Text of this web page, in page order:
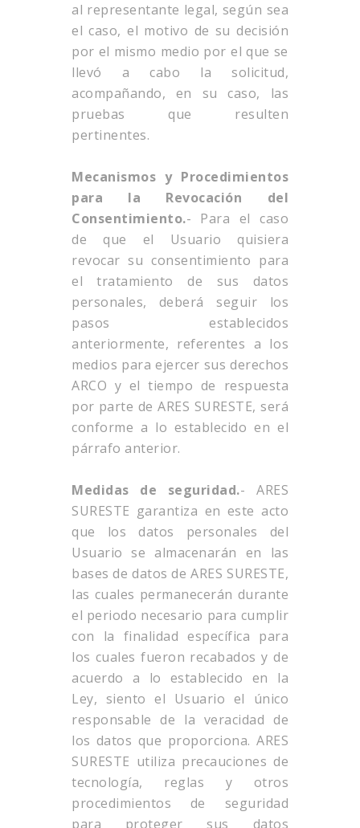
al representante legal, según sea
el caso, el motivo de su decisión
por el mismo medio por el que se
llevó a cabo la solicitud,
acompañando, en su caso, las
pruebas que resulten
pertinentes.
Mecanismos y Procedimientos
para la Revocación del
Consentimiento.- Para el caso
de que el Usuario quisiera
revocar su consentimiento para
el tratamiento de sus datos
personales, deberá seguir los
pasos establecidos
anteriormente, referentes a los
medios para ejercer sus derechos
ARCO y el tiempo de respuesta
por parte de ARES SURESTE, será
conforme a lo establecido en el
párrafo anterior.
Medidas de seguridad.- ARES
SURESTE garantiza en este acto
que los datos personales del
Usuario se almacenarán en las
bases de datos de ARES SURESTE,
las cuales permanecerán durante
el periodo necesario para cumplir
con la finalidad específica para
los cuales fueron recabados y de
acuerdo a lo establecido en la
Ley, siento el Usuario el único
responsable de la veracidad de
los datos que proporciona. ARES
SURESTE utiliza precauciones de
tecnología, reglas y otros
procedimientos de seguridad
para proteger sus datos